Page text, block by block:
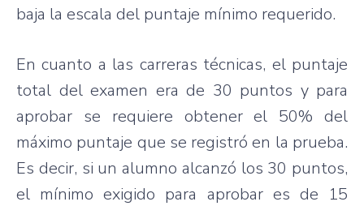
baja la escala del puntaje mínimo requerido.
En cuanto a las carreras técnicas, el puntaje
total del examen era de 30 puntos y para
aprobar se requiere obtener el 50% del
máximo puntaje que se registró en la prueba.
Es decir, si un alumno alcanzó los 30 puntos,
el mínimo exigido para aprobar es de 15